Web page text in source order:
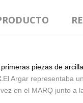
piezas de
El Argar representaba
en el MARQ junto a